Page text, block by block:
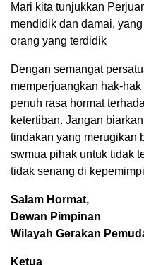
Mari kita tunjukkan
mendidik dan damai,
orang yang terdidik
Dengan semangat
memperjuangkan hak-
penuh rasa hormat
ketertiban. Jangan
tindakan yang merugikan
swmua pihak untuk tidak
tidak senang di
Salam Hormat,
Dewan Pimpinan
Wilayah Gerakan
Ketua